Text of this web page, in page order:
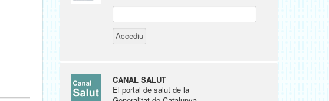
CANAL SALUT
El portal de salut de la